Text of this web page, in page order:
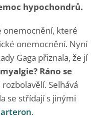
hypochondrů.
onemocnění, které
onemocnění. Nyní
Gaga přiznala, že jí
Ráno se
Selhává
se střídají s jinými
.